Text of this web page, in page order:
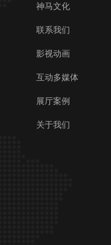
神马文化
联系我们
影视动画
互动多媒体
展厅案例
关于我们